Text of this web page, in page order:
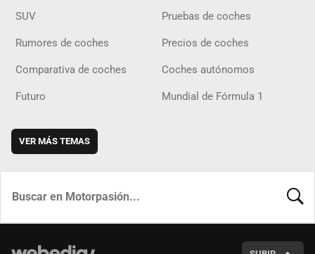
SUV Pruebas de coches
Rumores de coches Precios de coches
Comparativa de coches Coches autónomos
Futuro Mundial de Fórmula 1
VER MÁS TEMAS